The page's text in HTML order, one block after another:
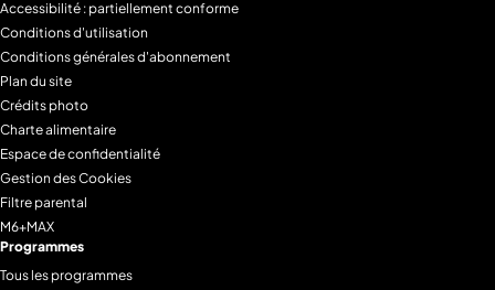
Accessibilité : partiellement conforme
Conditions d'utilisation
Conditions générales d'abonnement
Plan du site
Crédits photo
Charte alimentaire
Espace de confidentialité
Gestion des Cookies
Filtre parental
M6+MAX
Programmes
Tous les programmes